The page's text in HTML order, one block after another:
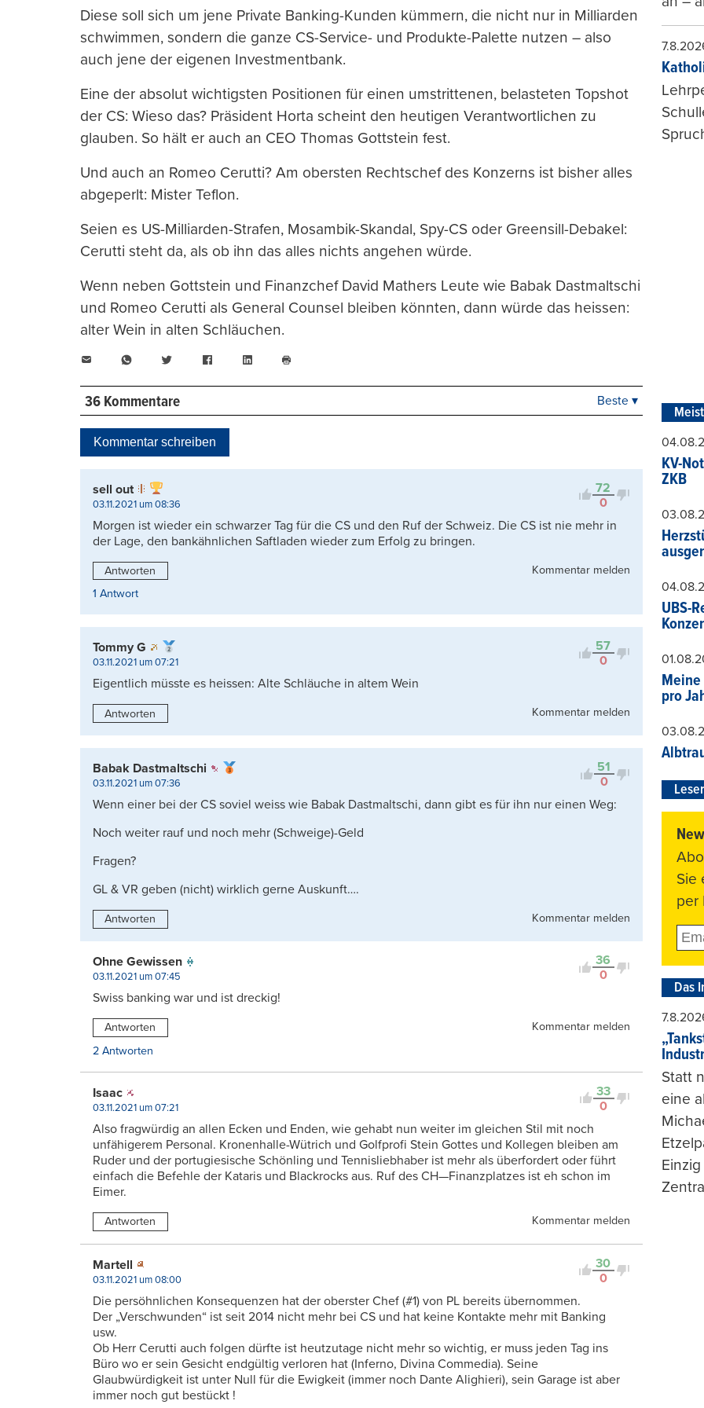
Diese soll sich um jene Private Banking-Kunden kümmern, die nicht nur in Milliarden
schwimmen, sondern die ganze CS-Service- und Produkte-Palette nutzen – also
auch jene der eigenen Investmentbank.
Eine der absolut wichtigsten Positionen für einen umstrittenen, belasteten Topshot
der CS: Wieso das? Präsident Horta scheint den heutigen Verantwortlichen zu
glauben. So hält er auch an CEO Thomas Gottstein fest.
Und auch an Romeo Cerutti? Am obersten Rechtschef des Konzerns ist bisher alles
abgeperlt: Mister Teflon.
Seien es US-Milliarden-Strafen, Mosambik-Skandal, Spy-CS oder Greensill-Debakel:
Cerutti steht da, als ob ihn das alles nichts angehen würde.
Wenn neben Gottstein und Finanzchef David Mathers Leute wie Babak Dastmaltschi
und Romeo Cerutti als General Counsel bleiben könnten, dann würde das heissen:
alter Wein in alten Schläuchen.
WhatsAppTwitter FacebookLinkedIn
drucken
36 Kommentare
Kontrovers
Beste ▾
Kommentar schreiben
72
0
sell out
03.11.2021 um 08:36
Morgen ist wieder ein schwarzer Tag für die CS und den Ruf der Schweiz. Die CS ist nie mehr in
der Lage, den bankähnlichen Saftladen wieder zum Erfolg zu bringen.
Antworten
Kommentar melden
1 Antwort
57
0
Tommy G
03.11.2021 um 07:21
Eigentlich müsste es heissen: Alte Schläuche in altem Wein
Antworten Kommentar melden
51
0
Babak Dastmaltschi
03.11.2021 um 07:36
Wenn einer bei der CS soviel weiss wie Babak Dastmaltschi, dann gibt es für ihn nur einen Weg:
Noch weiter rauf und noch mehr (Schweige)-Geld
Fragen?
GL & VR geben (nicht) wirklich gerne Auskunft….
Antworten Kommentar melden
36
0
Ohne Gewissen
03.11.2021 um 07:45
Swiss banking war und ist dreckig!
Antworten
Kommentar melden
2 Antworten
33
0
Isaac
03.11.2021 um 07:21
Also fragwürdig an allen Ecken und Enden, wie gehabt nun weiter im gleichen Stil mit noch
unfähigerem Personal. Kronenhalle-Wütrich und Golfprofi Stein Gottes und Kollegen bleiben am
Ruder und der portugiesische Schönling und Tennisliebhaber ist mehr als überfordert oder führt
einfach die Befehle der Kataris und Blackrocks aus. Ruf des CH—Finanzplatzes ist eh schon im
Eimer.
Antworten Kommentar melden
30
0
Martell
03.11.2021 um 08:00
Die persöhnlichen Konsequenzen hat der oberster Chef (#1) von PL bereits übernommen.
Der „Verschwunden“ ist seit 2014 nicht mehr bei CS und hat keine Kontakte mehr mit Banking
usw.
Ob Herr Cerutti auch folgen dürfte ist heutzutage nicht mehr so wichtig, er muss jeden Tag ins
Büro wo er sein Gesicht endgültig verloren hat (Inferno, Divina Commedia). Seine
Glaubwürdigkeit ist unter Null für die Ewigkeit (immer noch Dante Alighieri), sein Garage ist aber
immer noch gut bestückt !
KV-
ZKB
UBS-
pro
Sie
per
Das
Statt
eine